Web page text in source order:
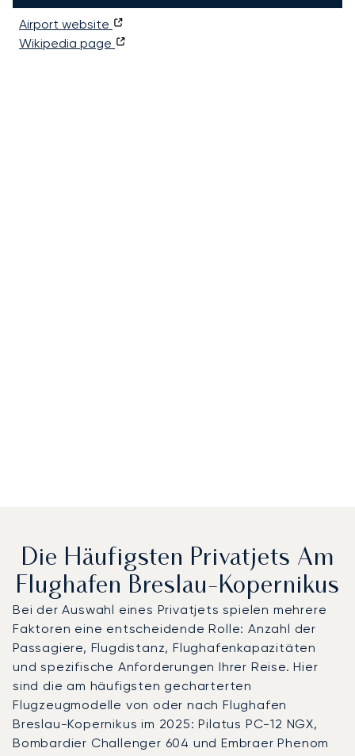
Airport website
Wikipedia page
Die Häufigsten Privatjets Am
Flughafen Breslau-Kopernikus
Bei der Auswahl eines Privatjets spielen mehrere
Faktoren eine entscheidende Rolle: Anzahl der
Passagiere, Flugdistanz, Flughafenkapazitäten
und spezifische Anforderungen Ihrer Reise. Hier
sind die am häufigsten gecharterten
Flugzeugmodelle von oder nach Flughafen
Breslau-Kopernikus im 2025: Pilatus PC-12 NGX,
Bombardier Challenger 604 und Embraer Phenom